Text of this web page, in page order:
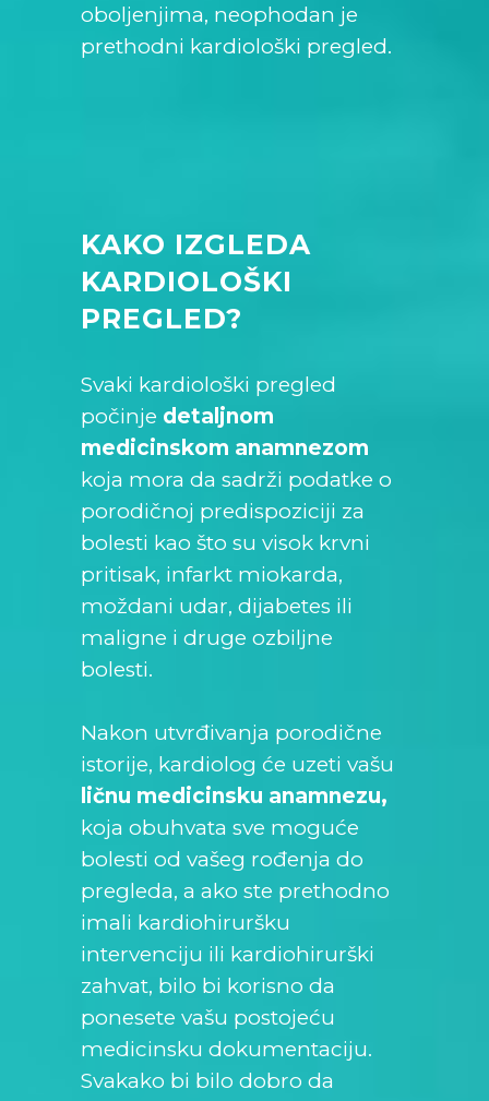
oboljenjima, neophodan je
prethodni kardiološki pregled.
KAKO IZGLEDA
KARDIOLOŠKI
PREGLED?
Svaki kardiološki pregled
počinje detaljnom
medicinskom anamnezom
koja mora da sadrži podatke o
porodičnoj predispoziciji za
bolesti kao što su visok krvni
pritisak, infarkt miokarda,
moždani udar, dijabetes ili
maligne i druge ozbiljne
bolesti.
Nakon utvrđivanja porodične
istorije, kardiolog će uzeti vašu
ličnu medicinsku anamnezu,
koja obuhvata sve moguće
bolesti od vašeg rođenja do
pregleda, a ako ste prethodno
imali kardiohiruršku
intervenciju ili kardiohirurški
zahvat, bilo bi korisno da
ponesete vašu postojeću
medicinsku dokumentaciju.
Svakako bi bilo dobro da